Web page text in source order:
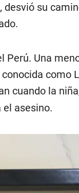
su
Una
como
cuando la
asesino.